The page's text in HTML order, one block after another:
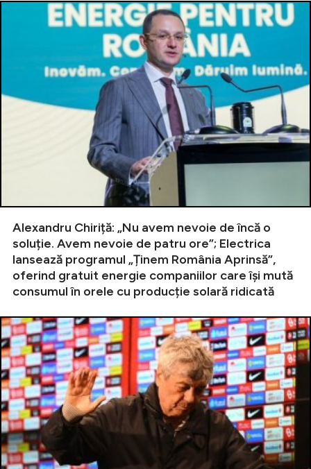
Alexandru Chiriță: „Nu avem nevoie de încă o
soluție. Avem nevoie de patru ore”; Electrica
lansează programul „Ținem România Aprinsă”,
oferind gratuit energie companiilor care își mută
consumul în orele cu producție solară ridicată